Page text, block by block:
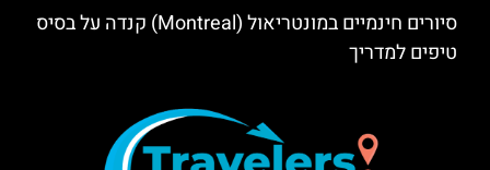
סיורים חינמיים במונטריאול (Montreal) קנדה על בסיס
טיפים למדריך